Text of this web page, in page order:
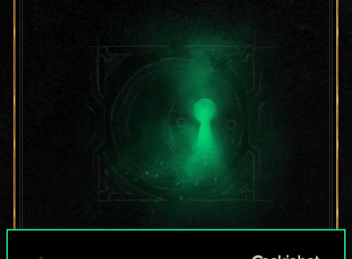
Pour l'instant, ce